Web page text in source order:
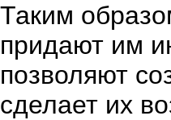
Таким
придают им
позволяют
сделает их